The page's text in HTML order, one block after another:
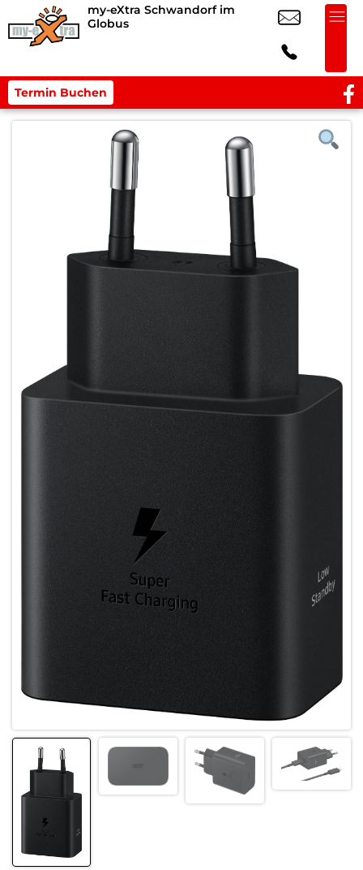
my-eXtra Schwandorf im
Globus
Termin Buchen